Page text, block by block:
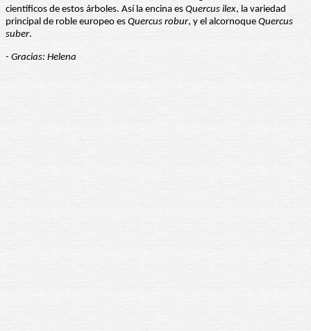
científicos de estos árboles. Así la encina es Quercus ilex, la variedad
principal de roble europeo es Quercus robur, y el alcornoque Quercus
suber.
- Gracias: Helena